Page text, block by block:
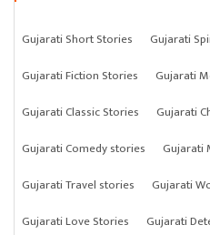
Gujarati Short Stories
Gujarati
Gujarati Fiction Stories
Gujarati
Gujarati Classic Stories
Gujarati
Gujarati Comedy stories
Gujarati
Gujarati Travel stories
Gujarati
Gujarati Love Stories
Gujarati